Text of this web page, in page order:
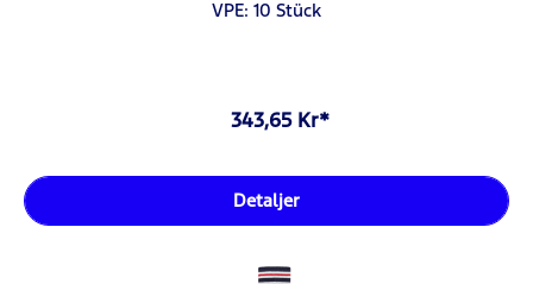
VPE: 10 Stück
343,65 Kr*
Detaljer